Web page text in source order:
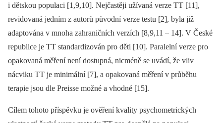
i dětskou populaci [1,9,10]. Nejčastěji užívaná verze TT [11],
revidovaná jedním z autorů původní verze testu [2], byla již
adaptována v mnoha zahraničních verzích [8,9,11 –⁠ 14]. V České
republice je TT standardizován pro děti [10]. Paralelní verze pro
opakovaná měření není dostupná, nicméně se uvádí, že vliv
nácviku TT je minimální [7], a opakovaná měření v průběhu
terapie jsou dle Preisse možné a vhodné [15].
Cílem tohoto příspěvku je ověření kvality psychometrických